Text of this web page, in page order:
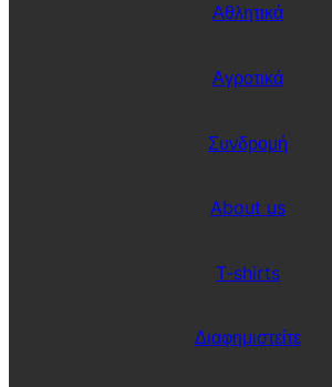
Αθλητικά
Αγροτικά
Συνδρομή
About us
T-shirts
Διαφημιστείτε